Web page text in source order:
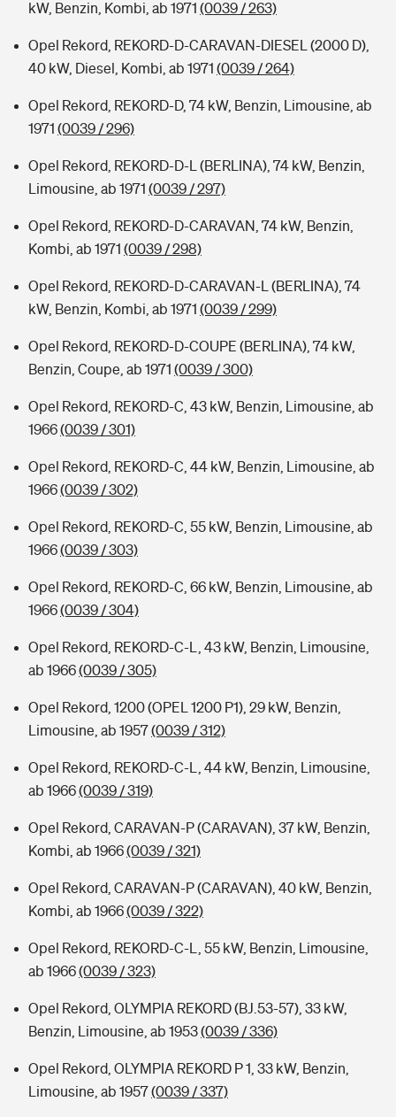
kW, Benzin, Kombi, ab 1971 (0039 / 263)
Opel Rekord, REKORD-D-CARAVAN-DIESEL (2000 D),
40 kW, Diesel, Kombi, ab 1971 (0039 / 264)
Opel Rekord, REKORD-D, 74 kW, Benzin, Limousine, ab
1971 (0039 / 296)
Opel Rekord, REKORD-D-L (BERLINA), 74 kW, Benzin,
Limousine, ab 1971 (0039 / 297)
Opel Rekord, REKORD-D-CARAVAN, 74 kW, Benzin,
Kombi, ab 1971 (0039 / 298)
Opel Rekord, REKORD-D-CARAVAN-L (BERLINA), 74
kW, Benzin, Kombi, ab 1971 (0039 / 299)
Opel Rekord, REKORD-D-COUPE (BERLINA), 74 kW,
Benzin, Coupe, ab 1971 (0039 / 300)
Opel Rekord, REKORD-C, 43 kW, Benzin, Limousine, ab
1966(0039 / 301)
Opel Rekord, REKORD-C, 44 kW, Benzin, Limousine, ab
1966(0039 / 302)
Opel Rekord, REKORD-C, 55 kW, Benzin, Limousine, ab
1966(0039 / 303)
Opel Rekord, REKORD-C, 66 kW, Benzin, Limousine, ab
1966(0039 / 304)
Opel Rekord, REKORD-C-L, 43 kW, Benzin, Limousine,
ab 1966(0039 / 305)
Opel Rekord, 1200 (OPEL 1200 P1), 29 kW, Benzin,
Limousine, ab 1957(0039 / 312)
Opel Rekord, REKORD-C-L, 44 kW, Benzin, Limousine,
ab 1966(0039 / 319)
Opel Rekord, CARAVAN-P (CARAVAN), 37 kW, Benzin,
Kombi, ab 1966(0039 / 321)
Opel Rekord, CARAVAN-P (CARAVAN), 40 kW, Benzin,
Kombi, ab 1966(0039 / 322)
Opel Rekord, REKORD-C-L, 55 kW, Benzin, Limousine,
ab 1966(0039 / 323)
Opel Rekord, OLYMPIA REKORD (BJ.53-57), 33 kW,
Benzin, Limousine, ab 1953(0039 / 336)
Opel Rekord, OLYMPIA REKORD P 1, 33 kW, Benzin,
Limousine, ab 1957(0039 / 337)